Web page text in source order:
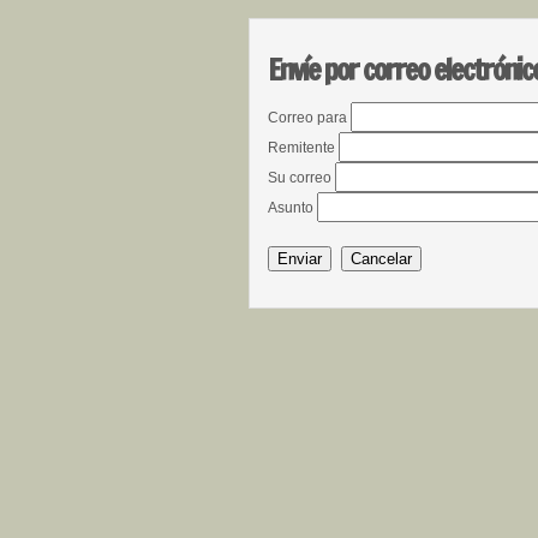
Envíe por correo
Correo para
Remitente
Su correo
Asunto
Enviar Cancelar